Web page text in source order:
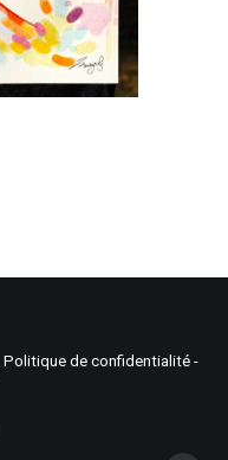
Politique de confidentialité -